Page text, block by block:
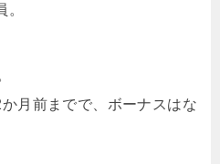
月前までで、ボーナスはな